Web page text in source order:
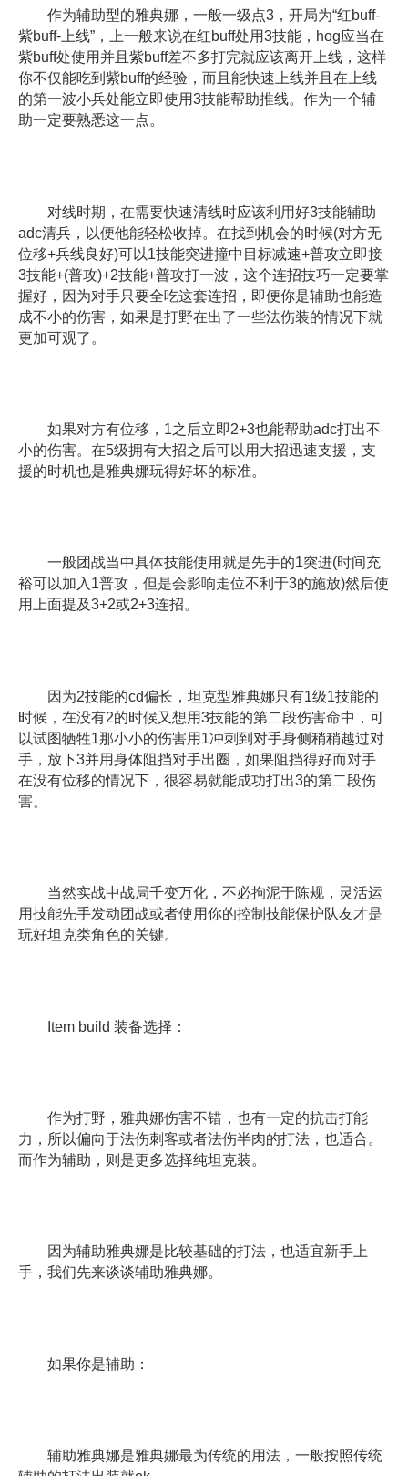
作为辅助型的雅典娜，一般一级点3，开局为“红buff-
紫buff-上线”，上一般来说在红buff处用3技能，hog应当在
紫buff处使用并且紫buff差不多打完就应该离开上线，这样
你不仅能吃到紫buff的经验，而且能快速上线并且在上线
的第一波小兵处能立即使用3技能帮助推线。作为一个辅
助一定要熟悉这一点。
对线时期，在需要快速清线时应该利用好3技能辅助
adc清兵，以便他能轻松收掉。在找到机会的时候(对方无
位移+兵线良好)可以1技能突进撞中目标减速+普攻立即接
3技能+(普攻)+2技能+普攻打一波，这个连招技巧一定要掌
握好，因为对手只要全吃这套连招，即便你是辅助也能造
成不小的伤害，如果是打野在出了一些法伤装的情况下就
更加可观了。
如果对方有位移，1之后立即2+3也能帮助adc打出不
小的伤害。在5级拥有大招之后可以用大招迅速支援，支
援的时机也是雅典娜玩得好坏的标准。
一般团战当中具体技能使用就是先手的1突进(时间充
裕可以加入1普攻，但是会影响走位不利于3的施放)然后使
用上面提及3+2或2+3连招。
因为2技能的cd偏长，坦克型雅典娜只有1级1技能的
时候，在没有2的时候又想用3技能的第二段伤害命中，可
以试图牺牲1那小小的伤害用1冲刺到对手身侧稍稍越过对
手，放下3并用身体阻挡对手出圈，如果阻挡得好而对手
在没有位移的情况下，很容易就能成功打出3的第二段伤
害。
当然实战中战局千变万化，不必拘泥于陈规，灵活运
用技能先手发动团战或者使用你的控制技能保护队友才是
玩好坦克类角色的关键。
Item build 装备选择：
作为打野，雅典娜伤害不错，也有一定的抗击打能
力，所以偏向于法伤刺客或者法伤半肉的打法，也适合。
而作为辅助，则是更多选择纯坦克装。
因为辅助雅典娜是比较基础的打法，也适宜新手上
手，我们先来谈谈辅助雅典娜。
如果你是辅助：
辅助雅典娜是雅典娜最为传统的用法，一般按照传统